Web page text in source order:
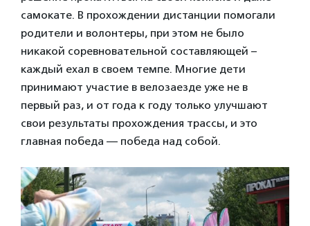
самокате. В прохождении дистанции помогали
родители и волонтеры, при этом не было
никакой соревновательной составляющей –
каждый ехал в своем темпе. Многие дети
принимают участие в велозаезде уже не в
первый раз, и от года к году только улучшают
свои результаты прохождения трассы, и это
главная победа — победа над собой.